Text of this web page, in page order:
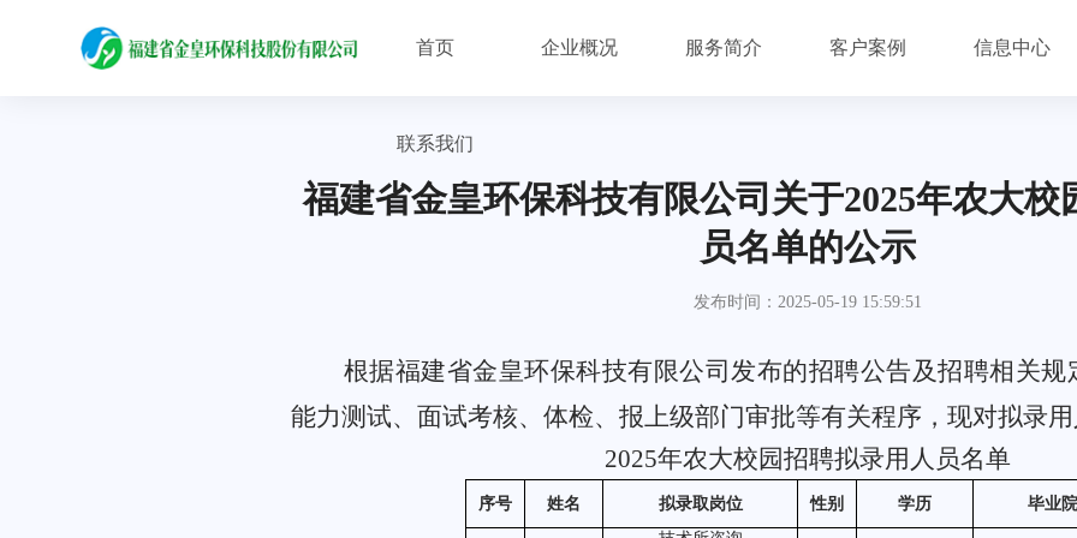
首页 企业概况 服务简介 客户案例 信息中心
联系我们
福建省金皇环保科技有限公司关于2025年农大校
员名单的公示
发布时间：2025-05-19 15:59:51
根据福建省金皇环保科技有限公司发布的招聘公告及招聘相关规
能力测试、面试考核、体检、报上级部门审批等有关程序，现对拟录
2025年农大校园招聘拟录用人员名单
序号 姓名 拟录取岗位 性别 学历 毕业